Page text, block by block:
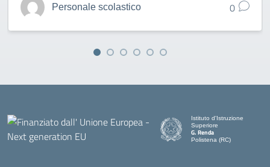
Personale scolastico 0
Istituto d'Istruzione
Superiore
G. Renda
Polistena (RC)